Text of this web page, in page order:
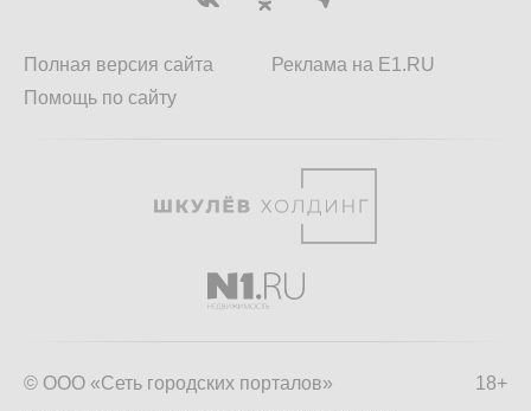
Полная версия сайта
Помощь по сайту
Реклама на E1.RU
18+
© ООО «Сеть городских порталов»